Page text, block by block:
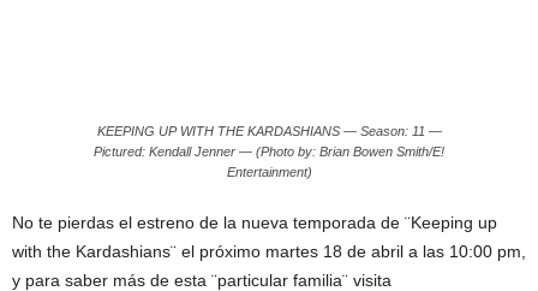
KEEPING UP WITH THE KARDASHIANS — Season: 11 —
Pictured: Kendall Jenner — (Photo by: Brian Bowen Smith/E!
Entertainment)
No te pierdas el estreno de la nueva temporada de ¨Keeping up
with the Kardashians¨ el próximo martes 18 de abril a las 10:00 pm,
y para saber más de esta ¨particular familia¨ visita